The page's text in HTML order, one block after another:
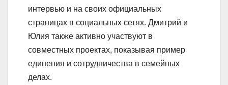
интервью и на своих официальных
страницах в социальных сетях. Дмитрий и
Юлия также активно участвуют в
совместных проектах, показывая пример
единения и сотрудничества в семейных
делах.